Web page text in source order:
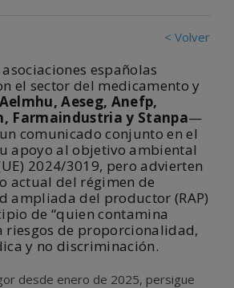
< Volver
españolas
el sector del medicamento y
Aelmhu, Aeseg, Anefp,
Farmaindustria y Stanpa—
comunicado conjunto en el
apoyo al objetivo ambiental
2024/3019, pero advierten
actual del régimen de
ampliada del productor (RAP)
de “quien contamina
riesgos de proporcionalidad,
y no discriminación.
desde enero de 2025, persigue